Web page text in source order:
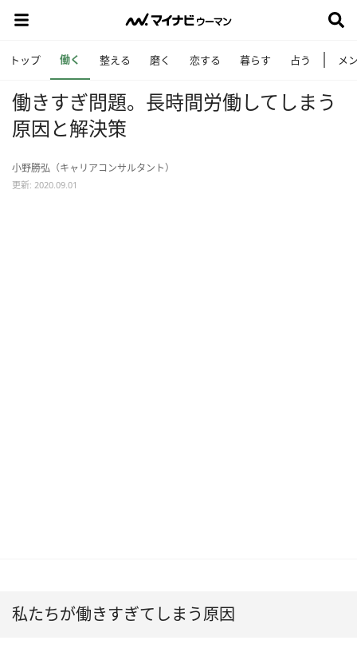
トップ 働く 整える 磨く 恋する 暮らす 占う メ
働きすぎ問題。長時間労働してしまう
原因と解決策
小野勝弘（キャリアコンサルタント）
更新: 2020.09.01
私たちが働きすぎてしまう原因